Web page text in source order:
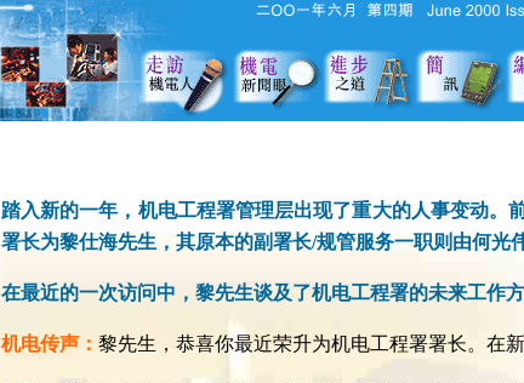
踏入新的一年，机电工程署管理层出现了重大的人事变动。
署长为黎仕海先生，其原本的副署长/规管服务一职则由何光
在最近的一次访问中，黎先生谈及了机电工程署的未来工作
机电传声： 黎先生，恭喜你最近荣升为机电工程署署长。在